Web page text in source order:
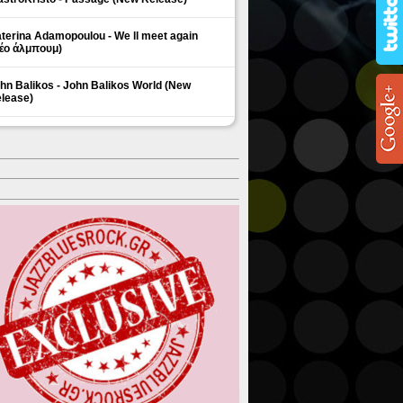
Adamopoulou - We ll meet again
άλμπουμ)
Balikos - John Balikos World (New